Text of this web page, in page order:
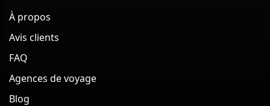
À propos
Avis clients
FAQ
Agences de voyage
Blog